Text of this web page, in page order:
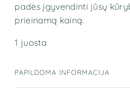
padės įgyvendinti jūsų
prieinamą kainą.
1 juosta
PAPILDOMA INFORMACIJA